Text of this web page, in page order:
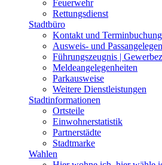
Feuerwehr
Rettungsdienst
Stadtbüro
Kontakt und Terminbuchung
Ausweis- und
Führungszeugnis |
Meldeangelegenheiten
Parkausweise
Weitere Dienstleistungen
Stadtinformationen
Ortsteile
Einwohnerstatistik
Partnerstädte
Stadtmarke
Wahlen